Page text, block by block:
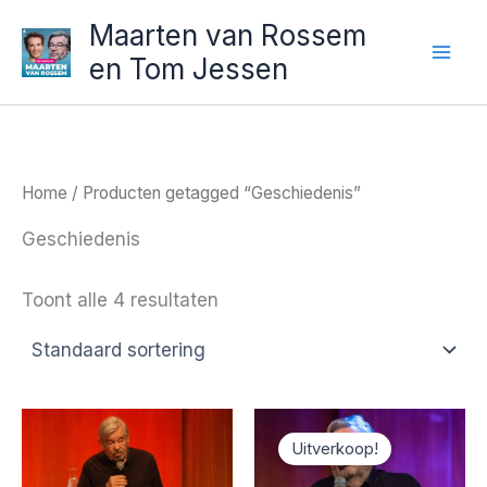
naar
inhoud
Maarten van Rossem
en Tom Jessen
Home / Producten getagged “Geschiedenis”
Geschiedenis
Toont alle 4 resultaten
Uitverkoop!